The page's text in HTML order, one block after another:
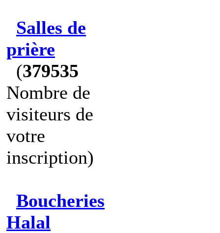
Salles de
prière
(379535
Nombre de
visiteurs de
votre
inscription)
Boucheries
Halal